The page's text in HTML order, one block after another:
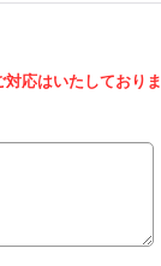
応はいたしておりま